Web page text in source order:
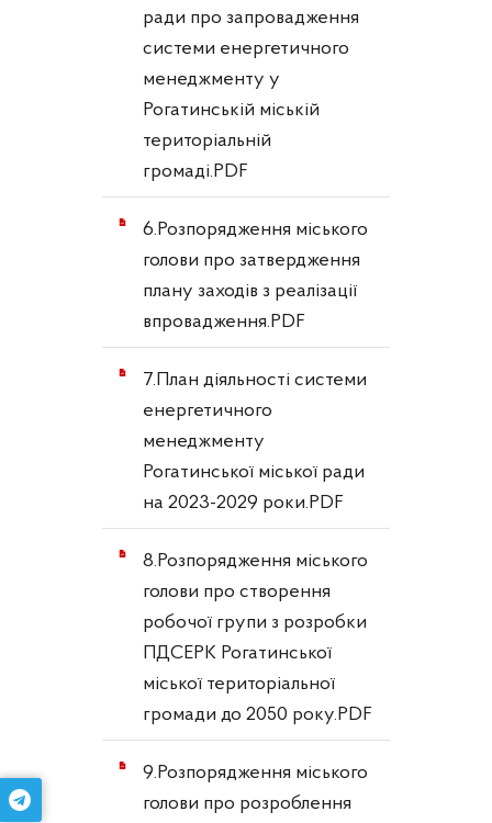
ради про запровадження
системи енергетичного
менеджменту у
Рогатинській міській
територіальній
громаді.PDF
6.Розпорядження міського
голови про затвердження
плану заходів з реалізації
впровадження.PDF
7.План діяльності системи
енергетичного
менеджменту
Рогатинської міської ради
на 2023-2029 роки.PDF
8.Розпорядження міського
голови про створення
робочої групи з розробки
ПДСЕРК Рогатинської
міської територіальної
громади до 2050 року.PDF
9.Розпорядження міського
голови про розроблення